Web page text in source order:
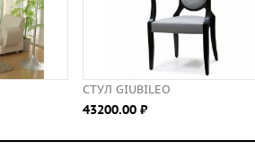
Наполеон
15500.00 ⃏